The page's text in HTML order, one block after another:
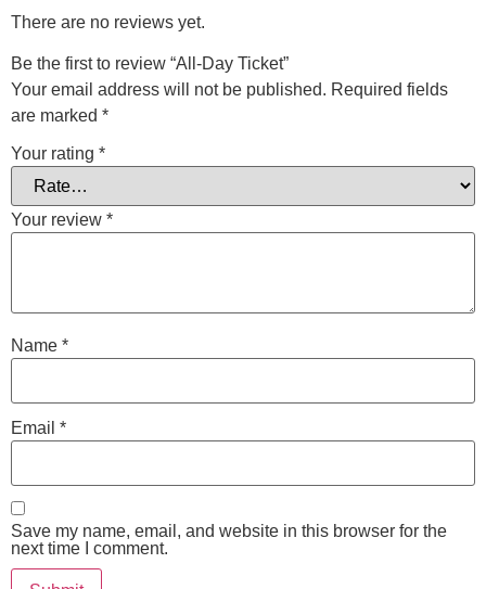
There are no reviews yet.
Be the first to review “All-Day Ticket”
Your email address will not be published. Required fields
are marked *
Your rating *
Your review *
Name *
Email *
Save my name, email, and website in this browser for the
next time I comment.